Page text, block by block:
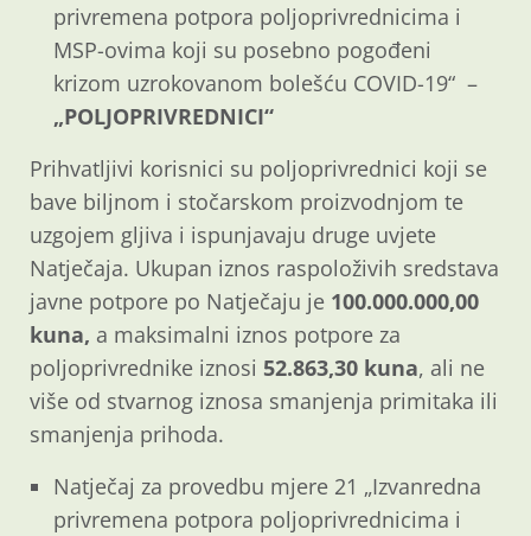
privremena potpora poljoprivrednicima i
MSP-ovima koji su posebno pogođeni
krizom uzrokovanom bolešću COVID-19“ –
„POLJOPRIVREDNICI“
Prihvatljivi korisnici su poljoprivrednici koji se
bave biljnom i stočarskom proizvodnjom te
uzgojem gljiva i ispunjavaju druge uvjete
Natječaja. Ukupan iznos raspoloživih sredstava
javne potpore po Natječaju je 100.000.000,00
kuna, a maksimalni iznos potpore za
poljoprivrednike iznosi 52.863,30 kuna, ali ne
više od stvarnog iznosa smanjenja primitaka ili
smanjenja prihoda.
Natječaj za provedbu mjere 21 „Izvanredna
privremena potpora poljoprivrednicima i